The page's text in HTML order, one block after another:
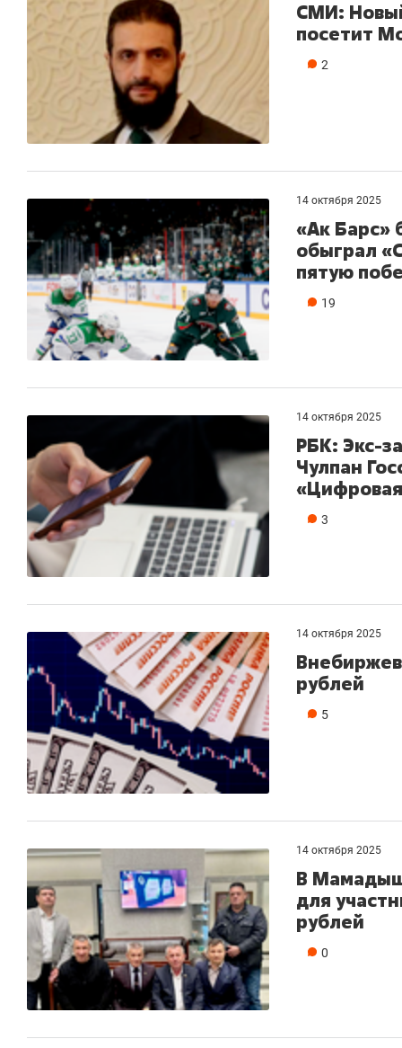
СМИ:
посетит
2
14 октября 2025
«Ак Барс»
обыграл
пятую
19
14 октября 2025
РБК: Экс-
Чулпан
3
14 октября 2025
рублей
5
14 октября 2025
В
для
рублей
0